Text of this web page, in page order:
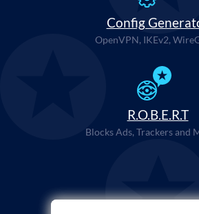
Config
OpenVPN, IKEv2,
R.O.B.E.R.T
Blocks Ads, Trackers and